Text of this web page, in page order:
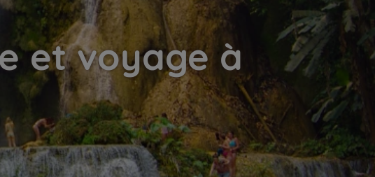
et voyage à